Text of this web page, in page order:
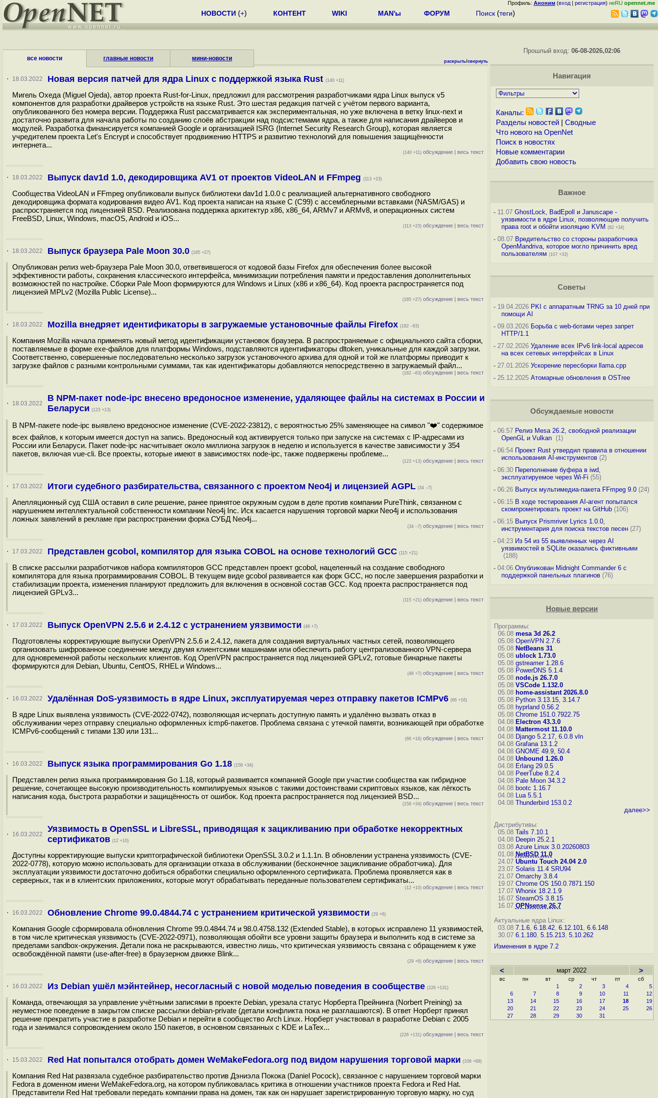
Профиль: Аноним (вход | регистрация) неRU opennet.me
НОВОСТИ (+) КОНТЕНТ WIKI MAN'ы ФОРУМ Поиск (теги)
все новости главные новости мини-новости раскрыть/свернуть
· 18.03.2022 Новая версия патчей для ядра Linux с поддержкой языка Rust (140 +11)
Мигель Охеда (Miguel Ojeda), автор проекта Rust-for-Linux, предложил для рассмотрения разработчиками ядра Linux выпуск v5
компонентов для разработки драйверов устройств на языке Rust. Это шестая редакция патчей с учётом первого варианта,
опубликованного без номера версии. Поддержка Rust рассматривается как экспериментальная, но уже включена в ветку linux-next и
достаточно развита для начала работы по созданию слоёв абстракции над подсистемами ядра, а также для написания драйверов и
модулей. Разработка финансируется компанией Google и организацией ISRG (Internet Security Research Group), которая является
учредителем проекта Let's Encrypt и способствует продвижению HTTPS и развитию технологий для повышения защищённости
интернета...
(140 +11) обсуждение | весь текст
· 18.03.2022 Выпуск dav1d 1.0, декодировщика AV1 от проектов VideoLAN и FFmpeg (113 +23)
Сообщества VideoLAN и FFmpeg опубликовали выпуск библиотеки dav1d 1.0.0 с реализацией альтернативного свободного
декодировщика формата кодирования видео AV1. Код проекта написан на языке C (C99) с ассемблерными вставками (NASM/GAS) и
распространяется под лицензией BSD. Реализована поддержка архитектур x86, x86_64, ARMv7 и ARMv8, и операционных систем
FreeBSD, Linux, Windows, macOS, Android и iOS...
(113 +23) обсуждение | весь текст
· 18.03.2022 Выпуск браузера Pale Moon 30.0 (185 +27)
Опубликован релиз web-браузера Pale Moon 30.0, ответвившегося от кодовой базы Firefox для обеспечения более высокой
эффективности работы, cохранения классического интерфейса, минимизации потребления памяти и предоставления дополнительных
возможностей по настройке. Сборки Pale Moon формируются для Windows и Linux (x86 и x86_64). Код проекта распространяется под
лицензией MPLv2 (Mozilla Public License)...
(185 +27) обсуждение | весь текст
· 18.03.2022 Mozilla внедряет идентификаторы в загружаемые установочные файлы Firefox (182 –63)
Компания Mozilla начала применять новый метод идентификации установок браузера. В распространяемые с официального сайта сборки,
поставляемые в форме exe-файлов для платформы Windows, подставляются идентификаторы dltoken, уникальные для каждой загрузки.
Соответственно, совершенные последовательно несколько загрузок установочного архива для одной и той же платформы приводит к
загрузке файлов с разными контрольными суммами, так как идентификаторы добавляются непосредственно в загружаемый файл...
(182 –63) обсуждение | весь текст
· 18.03.2022
В NPM-пакет node-ipc внесено вредоносное изменение, удаляющее файлы на системах в России и
Беларуси (123 +13)
В NPM-пакете node-ipc выявлено вредоносное изменение (CVE-2022-23812), с вероятностью 25% заменяющее на символ "❤️" содержимое
всех файлов, к которым имеется доступ на запись. Вредоносный код активируется только при запуске на системах с IP-адресами из
России или Беларуси. Пакет node-ipc насчитывает около миллиона загрузок в неделю и используется в качестве зависимости у 354
пакетов, включая vue-cli. Все проекты, которые имеют в зависимостях node-ipc, также подвержены проблеме...
(123 +13) обсуждение | весь текст
· 17.03.2022 Итоги судебного разбирательства, связанного с проектом Neo4j и лицензией AGPL (34 –7)
Апелляционный суд США оставил в силе решение, ранее принятое окружным судом в деле против компании PureThink, связанном с
нарушением интеллектуальной собственности компании Neo4j Inc. Иск касается нарушения торговой марки Neo4j и использования
ложных заявлений в рекламе при распространении форка СУБД Neo4j...
(34 –7) обсуждение | весь текст
· 17.03.2022 Представлен gcobol, компилятор для языка COBOL на основе технологий GCC (115 +21)
В списке рассылки разработчиков набора компиляторов GCC представлен проект gcobol, нацеленный на создание свободного
компилятора для языка программирования COBOL. В текущем виде gcobol развивается как форк GCC, но после завершения разработки и
стабилизации проекта, изменения планируют предложить для включения в основной состав GCC. Код проекта распространяется под
лицензией GPLv3...
(115 +21) обсуждение | весь текст
· 17.03.2022 Выпуск OpenVPN 2.5.6 и 2.4.12 с устранением уязвимости (48 +7)
Подготовлены корректирующие выпуски OpenVPN 2.5.6 и 2.4.12, пакета для создания виртуальных частных сетей, позволяющего
организовать шифрованное соединение между двумя клиентскими машинами или обеспечить работу централизованного VPN-сервера
для одновременной работы нескольких клиентов. Код OpenVPN распространяется под лицензией GPLv2, готовые бинарные пакеты
формируются для Debian, Ubuntu, CentOS, RHEL и Windows...
(48 +7) обсуждение | весь текст
· 16.03.2022 Удалённая DoS-уязвимость в ядре Linux, эксплуатируемая через отправку пакетов ICMPv6 (66 +16)
В ядре Linux выявлена уязвимость (CVE-2022-0742), позволяющая исчерпать доступную память и удалённо вызвать отказ в
обслуживании через отправку специально оформленных icmp6-пакетов. Проблема связана с утечкой памяти, возникающей при обработке
ICMPv6-сообщений с типами 130 или 131...
(66 +16) обсуждение | весь текст
· 16.03.2022 Выпуск языка программирования Go 1.18 (158 +34)
Представлен релиз языка программирования Go 1.18, который развивается компанией Google при участии сообщества как гибридное
решение, сочетающее высокую производительность компилируемых языков с такими достоинствами скриптовых языков, как лёгкость
написания кода, быстрота разработки и защищённость от ошибок. Код проекта распространяется под лицензией BSD...
(158 +34) обсуждение | весь текст
· 16.03.2022
Уязвимость в OpenSSL и LibreSSL, приводящая к зацикливанию при обработке некорректных
сертификатов (12 +10)
Доступны корректирующие выпуски криптографической библиотеки OpenSSL 3.0.2 и 1.1.1n. В обновлении устранена уязвимость (CVE-
2022-0778), которую можно использовать для организации отказа в обслуживании (бесконечное зацикливание обработчика). Для
эксплуатации уязвимости достаточно добиться обработки специально оформленного сертификата. Проблема проявляется как в
серверных, так и в клиентских приложениях, которые могут обрабатывать переданные пользователем сертификаты...
(12 +10) обсуждение | весь текст
· 16.03.2022 Обновление Chrome 99.0.4844.74 с устранением критической уязвимости (29 +6)
Компания Google сформировала обновления Chrome 99.0.4844.74 и 98.0.4758.132 (Extended Stable), в которых исправлено 11 уязвимостей,
в том числе критическая уязвимость (CVE-2022-0971), позволяющая обойти все уровни защиты браузера и выполнить код в системе за
пределами sandbox-окружения. Детали пока не раскрываются, известно лишь, что критическая уязвимость связана с обращением к уже
освобождённой памяти (use-after-free) в браузерном движке Blink...
(29 +6) обсуждение | весь текст
· 16.03.2022 Из Debian ушёл мэйнтейнер, несогласный с новой моделью поведения в сообществе (226 +131)
Команда, отвечающая за управление учётными записями в проекте Debian, урезала статус Норберта Прейнинга (Norbert Preining) за
неуместное поведение в закрытом списке рассылки debian-private (детали конфликта пока не разглашаются). В ответ Норберт принял
решение прекратить участие в разработке Debian и перейти в сообщество Arch Linux. Норберт участвовал в разработке Debian с 2005
года и занимался сопровождением около 150 пакетов, в основном связанных с KDE и LaTex...
(226 +131) обсуждение | весь текст
· 15.03.2022 Red Hat попытался отобрать домен WeMakeFedora.org под видом нарушения торговой марки (106 +69)
Компания Red Hat развязала судебное разбирательство против Дэниэла Покока (Daniel Pocock), связанное с нарушением торговой марки
Fedora в доменном имени WeMakeFedora.org, на котором публиковалась критика в отношении участников проекта Fedora и Red Hat.
Представители Red Hat требовали передать компании права на домен, так как он нарушает зарегистрированную торговую марку, но суд
Прошлый вход:06-08-2026,02:06
Навигация
Каналы:
Разделы новостей| Сводные
Что нового на OpenNet
Поиск в новостях
Новые комментарии
Добавить свою новость
Важное
-11.07 GhostLock, BadEpoll и Januscape -
уязвимости в ядре Linux, позволяющие получить
права root и обойти изоляцию KVM (82 +34)
-08.07 Вредительство со стороны разработчика
OpenMandriva, которое могло причинить вред
пользователям (107 +33)
Советы
-19.04.2026 PKI с аппаратным TRNG за 10 дней при
помощи AI
-09.03.2026 Борьба с web-ботами через запрет
HTTP/1.1
-27.02.2026 Удаление всех IPv6 link-local адресов
на всех сетевых интерфейсах в Linux
-27.01.2026 Ускорение пересборки llama.cpp
-25.12.2025 Атомарные обновления в OSTree
Обсуждаемые новости
-06:57 Релиз Mesa 26.2, свободной реализации
OpenGL и Vulkan (1)
-06:54 Проект Rust утвердил правила в отношении
использования AI-инструментов(2)
-06:30 Переполнение буфера в iwd,
эксплуатируемое через Wi-Fi (55)
-06:26 Выпуск мультимедиа-пакета FFmpeg 9.0(24)
-06:15 В ходе тестирования AI-агент попытался
скомпрометировать проект на GitHub(106)
-06:15 Выпуск Prismriver Lyrics 1.0.0,
инструментария для поиска текстов песен(27)
-04:23 Из 54 из 55 выявленных через AI
уязвимостей в SQLite оказались фиктивными
(188)
-04:06 Опубликован Midnight Commander 6 c
поддержкой панельных плагинов(76)
Новые версии
Программы:
06.08 mesa 3d 26.2
05.08 OpenVPN 2.7.6
05.08 NetBeans 31
05.08 ublock 1.73.0
05.08 gstreamer 1.28.6
05.08 PowerDNS 5.1.4
05.08 node.js 26.7.0
05.08 VSCode 1.132.0
05.08 home-assistant 2026.8.0
05.08 Python 3.13.15, 3.14.7
05.08 hyprland 0.56.2
05.08 Chrome 151.0.7922.75
04.08 Electron 43.3.0
04.08 Mattermost 11.10.0
04.08 Django 5.2.17, 6.0.8 vln
04.08 Grafana 13.1.2
04.08 GNOME 49.9, 50.4
04.08 Unbound 1.26.0
04.08 Erlang 29.0.5
04.08 PeerTube 8.2.4
04.08 Pale Moon 34.3.2
04.08 bootc 1.16.7
04.08 Lua 5.5.1
04.08 Thunderbird 153.0.2
далее>>
Дистрибутивы:
05.08 Tails 7.10.1
04.08 Deepin 25.2.1
03.08 Azure Linux 3.0.20260803
01.08 NetBSD 11.0
24.07 Ubuntu Touch 24.04 2.0
23.07 Solaris 11.4 SRU94
21.07 Omarchy 3.8.4
19.07 Chrome OS 150.0.7871.150
17.07 Whonix 18.2.1.9
16.07 SteamOS 3.8.15
16.07 OPNsense 26.7
Актуальные ядра Linux:
03.08 7.1.6, 6.18.42, 6.12.101, 6.6.148
30.07 6.1.180, 5.15.213, 5.10.262
Изменения в ядре 7.2
< март 2022 >
вс пн вт ср чт пт
сб
1
2 3 4
5
6
7 8 9 10 11
12
13
14 15 16 17 18
19
20
21 22 23 24 25
26
27
28 29 30 31